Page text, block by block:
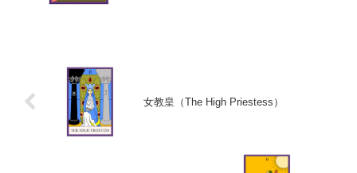
女教皇（The High Priestess）